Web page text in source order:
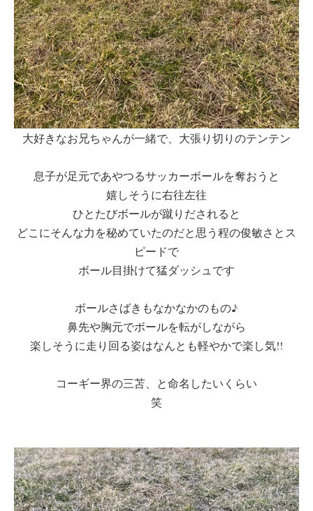
大好きなお兄ちゃんが一緒で、大張り切りのテンテン
息子が足元であやつるサッカーボールを奪おうと
嬉しそうに右往左往
ひとたびボールが蹴りだされると
どこにそんな力を秘めていたのだと思う程の俊敏さとス
ピードで
ボール目掛けて猛ダッシュです
ボールさばきもなかなかのもの♪
鼻先や胸元でボールを転がしながら
楽しそうに走り回る姿はなんとも軽やかで楽し気!!
コーギー界の三苫、と命名したいくらい
笑